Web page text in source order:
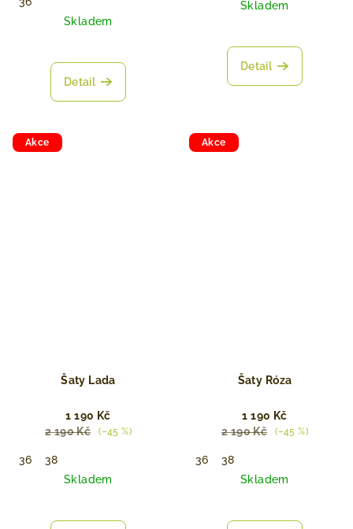
Skladem
Detail
Skladem
Detail
Akce
Šaty Lada
1 190 Kč
2 190 Kč
(–45 %)
36
38
Skladem
Akce
Šaty ⁠Róza
1 190 Kč
2 190 Kč
(–45 %)
36
38
Skladem